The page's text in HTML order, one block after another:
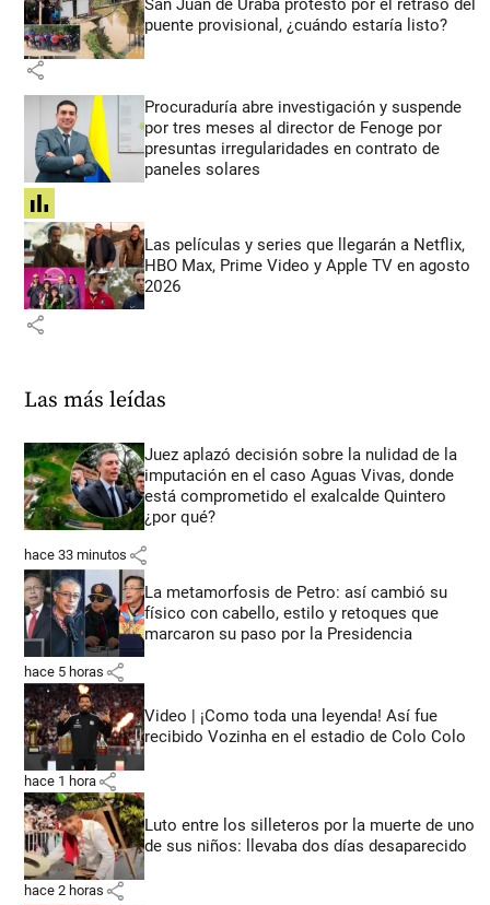
San Juan de Urabá protestó por el retraso del
puente provisional, ¿cuándo estaría listo?
share
Procuraduría abre investigación y suspende
por tres meses al director de Fenoge por
presuntas irregularidades en contrato de
paneles solares
share
Las películas y series que llegarán a Netflix,
HBO Max, Prime Video y Apple TV en agosto
2026
share
Las más leídas
Juez aplazó decisión sobre la nulidad de la
imputación en el caso Aguas Vivas, donde
está comprometido el exalcalde Quintero
¿por qué?
hace 33 minutos share
La metamorfosis de Petro: así cambió su
físico con cabello, estilo y retoques que
marcaron su paso por la Presidencia
hace 5 horas share
Video | ¡Como toda una leyenda! Así fue
recibido Vozinha en el estadio de Colo Colo
hace 1 hora share
Luto entre los silleteros por la muerte de uno
de sus niños: llevaba dos días desaparecido
hace 2 horas share